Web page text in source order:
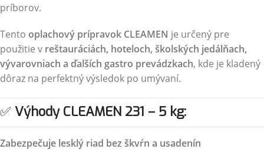
príborov.
Tento oplachový prípravok CLEAMEN je určený pre
použitie v reštauráciách, hoteloch, školských jedálňach,
vývarovniach a ďalších gastro prevádzkach, kde je kladený
dôraz na perfektný výsledok po umývaní.
✅ Výhody CLEAMEN 231 – 5 kg:
Zabezpečuje lesklý riad bez škvŕn a usadenín